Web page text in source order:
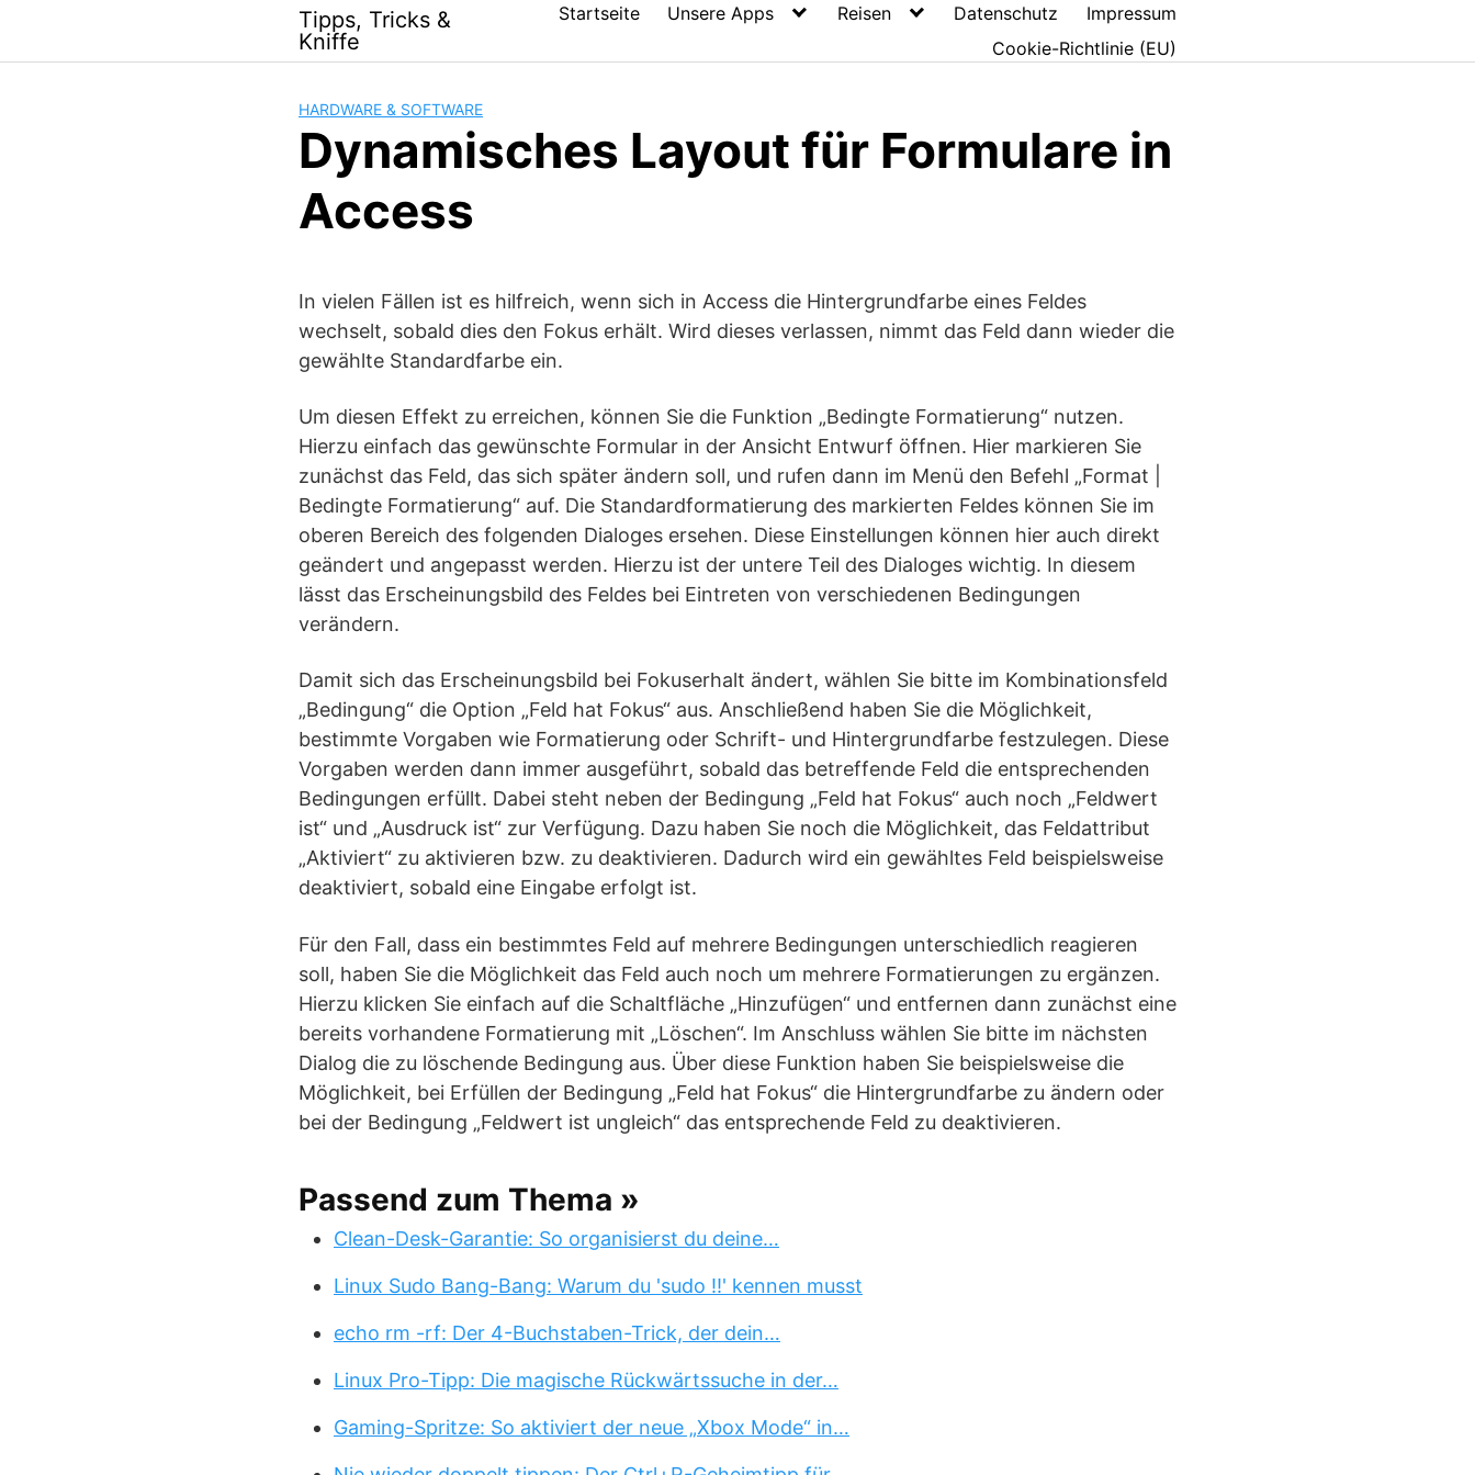
content
Tipps, Tricks &
Kniffe
Startseite Unsere Apps Reisen Datenschutz
Impressum
Cookie-Richtlinie (EU)
HARDWARE & SOFTWARE
Dynamisches Layout für Formulare in
Access
In vielen Fällen ist es hilfreich, wenn sich in Access die Hintergrundfarbe eines Feldes
wechselt, sobald dies den Fokus erhält. Wird dieses verlassen, nimmt das Feld dann wieder die
gewählte Standardfarbe ein.
Um diesen Effekt zu erreichen, können Sie die Funktion „Bedingte Formatierung“ nutzen.
Hierzu einfach das gewünschte Formular in der Ansicht Entwurf öffnen. Hier markieren Sie
zunächst das Feld, das sich später ändern soll, und rufen dann im Menü den Befehl „Format |
Bedingte Formatierung“ auf. Die Standardformatierung des markierten Feldes können Sie im
oberen Bereich des folgenden Dialoges ersehen. Diese Einstellungen können hier auch direkt
geändert und angepasst werden. Hierzu ist der untere Teil des Dialoges wichtig. In diesem
lässt das Erscheinungsbild des Feldes bei Eintreten von verschiedenen Bedingungen
verändern.
Damit sich das Erscheinungsbild bei Fokuserhalt ändert, wählen Sie bitte im Kombinationsfeld
„Bedingung“ die Option „Feld hat Fokus“ aus. Anschließend haben Sie die Möglichkeit,
bestimmte Vorgaben wie Formatierung oder Schrift- und Hintergrundfarbe festzulegen. Diese
Vorgaben werden dann immer ausgeführt, sobald das betreffende Feld die entsprechenden
Bedingungen erfüllt. Dabei steht neben der Bedingung „Feld hat Fokus“ auch noch „Feldwert
ist“ und „Ausdruck ist“ zur Verfügung. Dazu haben Sie noch die Möglichkeit, das Feldattribut
„Aktiviert“ zu aktivieren bzw. zu deaktivieren. Dadurch wird ein gewähltes Feld beispielsweise
deaktiviert, sobald eine Eingabe erfolgt ist.
Für den Fall, dass ein bestimmtes Feld auf mehrere Bedingungen unterschiedlich reagieren
soll, haben Sie die Möglichkeit das Feld auch noch um mehrere Formatierungen zu ergänzen.
Hierzu klicken Sie einfach auf die Schaltfläche „Hinzufügen“ und entfernen dann zunächst eine
bereits vorhandene Formatierung mit „Löschen“. Im Anschluss wählen Sie bitte im nächsten
Dialog die zu löschende Bedingung aus. Über diese Funktion haben Sie beispielsweise die
Möglichkeit, bei Erfüllen der Bedingung „Feld hat Fokus“ die Hintergrundfarbe zu ändern oder
bei der Bedingung „Feldwert ist ungleich“ das entsprechende Feld zu deaktivieren.
Passend zum Thema »
Clean-Desk-Garantie: So organisierst du deine…
Linux Sudo Bang-Bang: Warum du 'sudo !!' kennen musst
echo rm -rf: Der 4-Buchstaben-Trick, der dein…
Linux Pro-Tipp: Die magische Rückwärtssuche in der…
Gaming-Spritze: So aktiviert der neue „Xbox Mode“ in…